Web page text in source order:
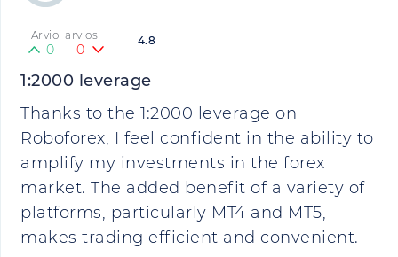
4.8
Arvioi arviosi
0 0
1:2000 leverage
Thanks to the 1:2000 leverage on
Roboforex, I feel confident in the ability to
amplify my investments in the forex
market. The added benefit of a variety of
platforms, particularly MT4 and MT5,
makes trading efficient and convenient.